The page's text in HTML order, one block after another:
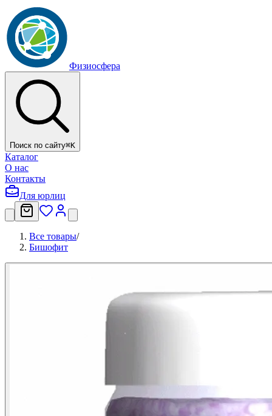
Физиосфера
Поиск по сайту⌘K
Каталог
О нас
Контакты
Для юрлиц
Все товары/
Бишофит